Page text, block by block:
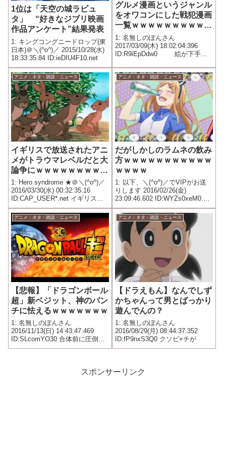
1位は「天空の城ラピュ
タ」 “好きなジブリ映画
作品アンケート”結果発表
1: キングコングニードロップ(東
日本)＠＼(^o^)／ 2015/10/28(水)
18:33:35.84 ID:ieDIU4F10.net
グルメ漫画というジャンル
をオワコンにした戦犯漫画
一覧ｗｗｗｗｗｗｗｗｗｗ
ｗｗｗ
1: 名無しのぽんさん
2017/03/09(木) 18:02:04.396
ID:R9iEpDdw0 絵が下手く
でも手を出せるジャンル、それ
がグルメ漫画
アニメ：ネタ・雑談・ニュース
イギリスで放送されたアニ
メがトラウマレベルだと大
論争にｗｗｗｗｗｗｗｗｗ
ｗ
1: Hero syndrome ★＠＼(^o^)／
2016/03/30(水) 00:32:35.16
ID:CAP_USER*.net イギリスの
テレビ局が27日、キリスト教の
復活祭（イースター）を祝って
名作アニメ『ウォーターシッ
プ・ダ...
アニメ：ネタ・雑談・ニュース
だがしかしのラムネの飲み
方ｗｗｗｗｗｗｗｗｗｗｗ
ｗｗｗｗ
1: 以下、＼(^o^)／でVIPがお送
りします 2016/02/26(金)
23:09:46.602 ID:WYZs0xeM0.net
まがりなりにも駄菓子を扱うア
ニメなのにそのミスはいいのか
と思ったけど、 誰も見てないか
ら別にいいのか…
アニメ：ネタ・雑談・ニュース
【悲報】「ドラゴンボール
超」新ベジット、神のパン
チに怯えるｗｗｗｗｗｗｗ
1: 名無しのぽんさん
2016/11/13(日) 14:43:47.469
ID:SLcomYO30 合体前に圧倒さ
れていた敵からのパンチ(上) 下
アニメ：ネタ・雑談・ニュース
【ドラえもん】なんでしず
かちゃんって男とばっかり
遊んでんの？
1: 名無しのぽんさん
2016/08/29(月) 08:44:37.352
ID:fP9nxS3Q0 クソビ×チが
スポンサーリンク